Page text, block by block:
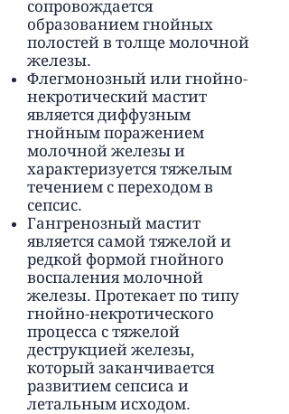
сопровождается
образованием гнойных
полостей в толще молочной
железы.
Флегмонозный или гнойно-
некротический мастит
является диффузным
гнойным поражением
молочной железы и
характеризуется тяжелым
течением с переходом в
сепсис.
Гангренозный мастит
является самой тяжелой и
редкой формой гнойного
воспаления молочной
железы. Протекает по типу
гнойно-некротического
процесса с тяжелой
деструкцией железы,
который заканчивается
развитием сепсиса и
летальным исходом.